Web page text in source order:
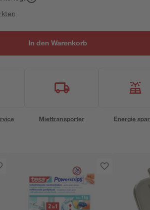
In den Warenkorb
Miettransporter Energie